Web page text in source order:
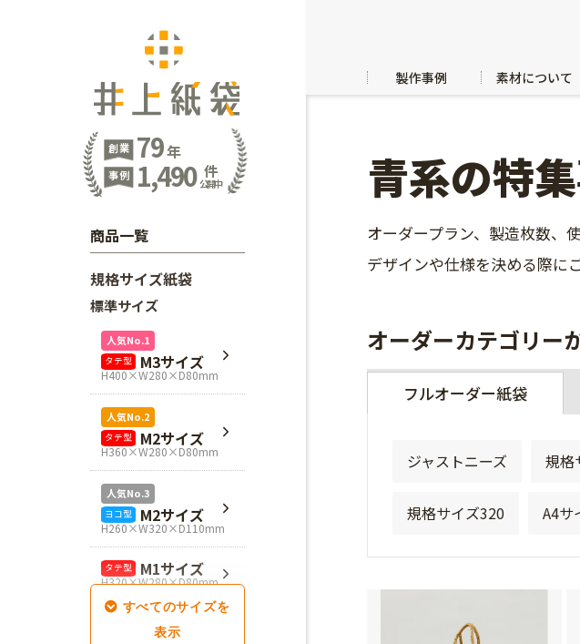
製作事例 素材について
青系の特
オーダープラン、製造枚数、
デザインや仕様を決める際に
オーダーカテゴリー
フルオーダー紙袋
ジャストニーズ 規格
規格サイズ320 A4サ
創業 79年
事例 1,490 件
公開中
商品一覧
規格サイズ紙袋
標準サイズ
人気No.1
タテ型 M3サイズ
H400×W280×D80mm
人気No.2
タテ型 M2サイズ
H360×W280×D80mm
人気No.3
ヨコ型 M2サイズ
H260×W320×D110mm
タテ型 M1サイズ
H320×W280×D80mm
SM1サイズ
H280×W260×D100mm